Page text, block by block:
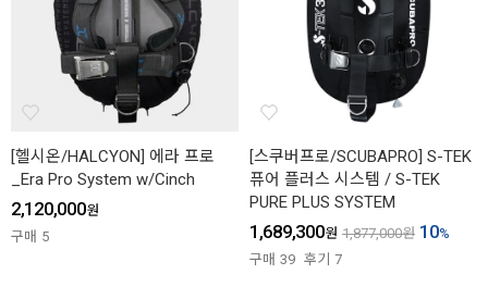
[헬시온/HALCYON] 에라 프로
_Era Pro System w/Cinch
2,120,000원
구매 5
[스쿠버프로/SCUBAPRO] S-TEK
퓨어 플러스 시스템 / S-TEK
PURE PLUS SYSTEM
1,689,300원 1,877,000원 10%
구매 39 후기 7